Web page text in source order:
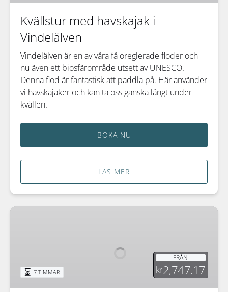
Kvällstur med havskajak i
Vindelälven
Vindelälven är en av våra få oreglerade floder och
nu även ett biosfärområde utsett av UNESCO.
Denna flod är fantastisk att paddla på. Här använder
vi havskajaker och kan ta oss ganska långt under
kvällen.
BOKA NU
LÄS MER
Paddla
FRÅN
kr2,747.17
7 TIMMAR